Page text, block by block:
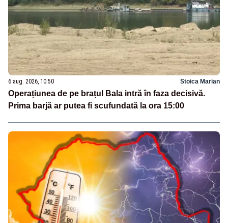
6 aug. 2026, 10:50 Stoica Marian
Operațiunea de pe brațul Bala intră în faza decisivă.
Prima barjă ar putea fi scufundată la ora 15:00